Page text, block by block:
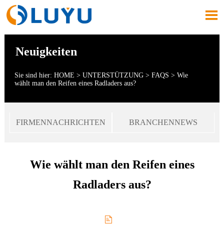

Neuigkeiten
Sie sind hier: HOME > UNTERSTÜTZUNG> FAQS > Wie
wählt man den Reifen eines Radladers aus?
FIRMENNACHRICHTEN BRANCHENNEWS
Wie wählt man den Reifen eines
Radladers aus?
